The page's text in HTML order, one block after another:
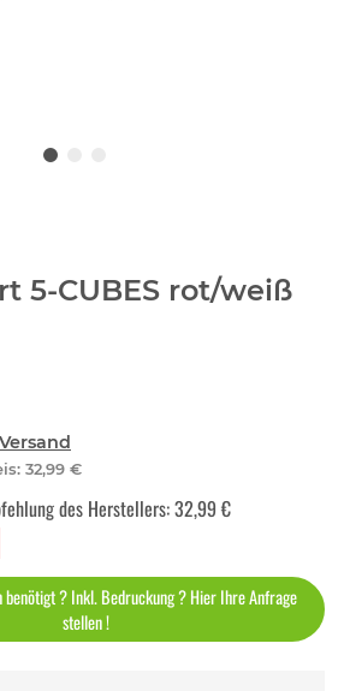
5-CUBES rot/weiß
Versand
: 32,99 €
des Herstellers:32,99 €
benötigt ? Inkl. Bedruckung ? Hier Ihre Anfrage
stellen !